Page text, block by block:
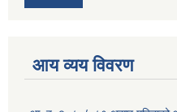
आय व्यय विवरण